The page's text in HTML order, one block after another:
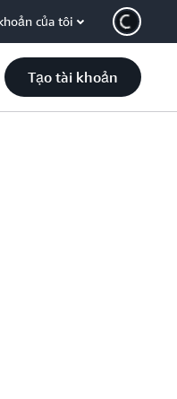
của tôi
Tạo tài khoản